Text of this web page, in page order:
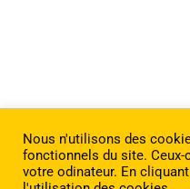
Nous n'utilisons des
fonctionnels du site.
votre odinateur. En